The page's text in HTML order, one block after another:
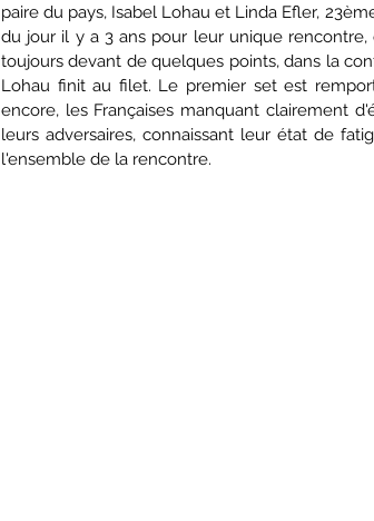
paire du pays, Isabel Lohau et Linda Efler,
du jour il y a 3 ans pour leur unique
toujours devant de quelques points, dans la
Lohau finit au filet. Le premier set est
encore, les Françaises manquant clairement
leurs adversaires, connaissant leur état de
l'ensemble de la rencontre.